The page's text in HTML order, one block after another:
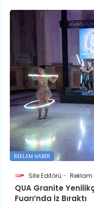
REKLAM HABER
Site Editörü Reklam
QUA Granite
Fuarı’nda İz Bıraktı